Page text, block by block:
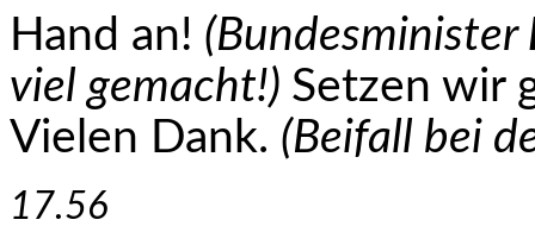
Hand an! (Bundesminister
viel gemacht!) Setzen wir
Vielen Dank. (Bei­fall bei
17.56